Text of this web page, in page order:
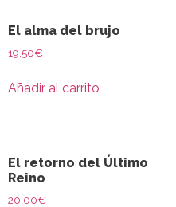
El alma del brujo
19.50€
Añadir al carrito
El retorno del Último
Reino
20.00€